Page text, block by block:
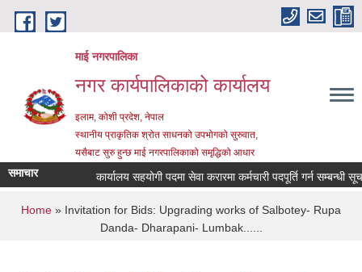
Skip to main content
माई नगरपालिका
नगर कार्यपालिकाको कार्यालय
इलाम, कोशी प्रदेश, नेपाल
स्थानीय प्राकृतिक श्रोत साधनको उपभोगको सुरुवात,
यसैबाट सुरु हुन्छ माई नगरपालिकाको समृद्धिको आधार
समाचार कार्यालय सहयोगी पदमा सेवा करारमा कर्मचारी पदपूर्ति गर्न सम्बन्धी सूचना
You are here
Home » Invitation for Bids: Upgrading works of Salbotey- Rupa
Danda- Dharapani- Lumbak......